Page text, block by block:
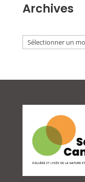
Archives
Archives